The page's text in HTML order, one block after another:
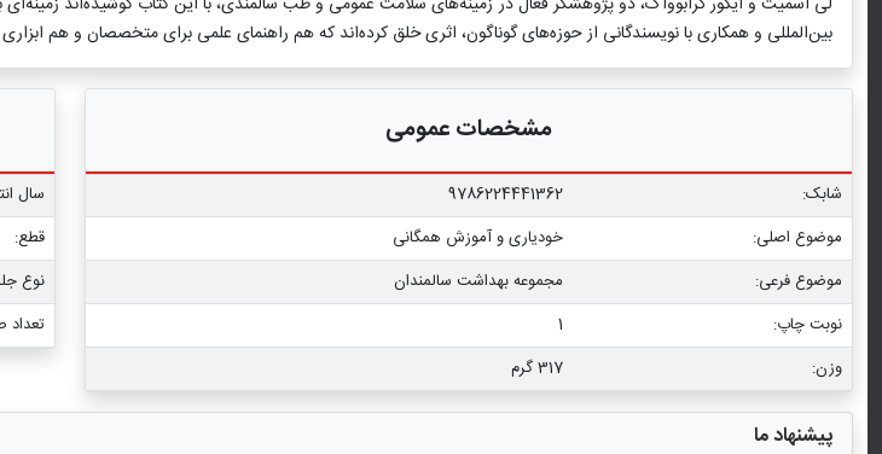
بین‌المللی و همکاری با نویسندگانی از حوزه‌های گوناگون، اثری خلق کرده‌اند که هم راهنمای علمی برای متخصصان و هم
مشخصات عمومی
شابک:
9786224441362
موضوع اصلی:
خودیاری و آموزش همگانی
موضوع فرعی:
مجموعه بهداشت سالمندان
نوبت چاپ:
1
وزن:
317 گرم
سال
قطع:
نوع
تعداد
پیشنهاد ما